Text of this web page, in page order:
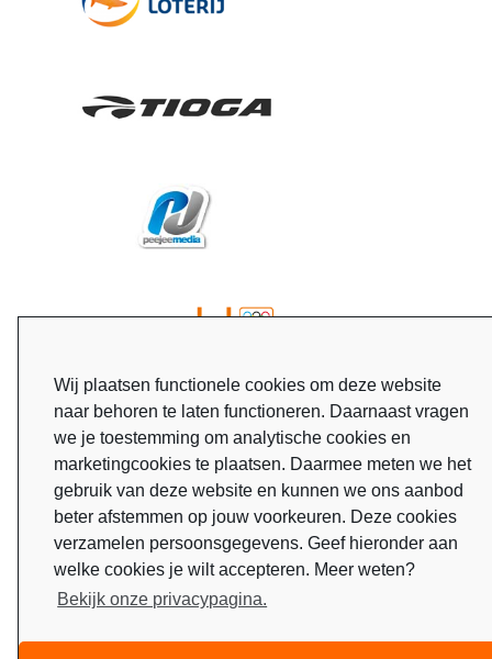
Wij plaatsen functionele cookies om deze website
naar behoren te laten functioneren. Daarnaast vragen
we je toestemming om analytische cookies en
marketingcookies te plaatsen. Daarmee meten we het
gebruik van deze website en kunnen we ons aanbod
beter afstemmen op jouw voorkeuren. Deze cookies
verzamelen persoonsgegevens. Geef hieronder aan
welke cookies je wilt accepteren. Meer weten?
Bekijk onze privacypagina.